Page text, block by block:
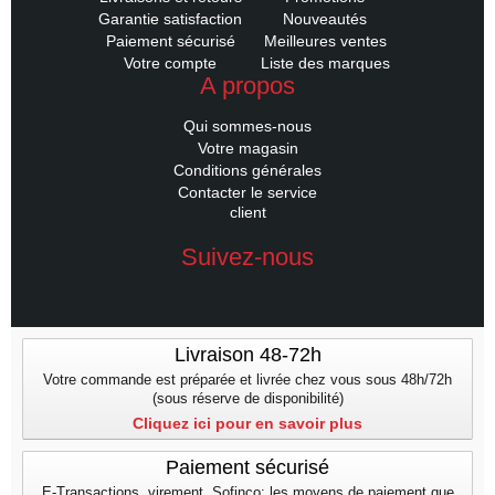
Garantie satisfaction
Paiement sécurisé
Votre compte
Nouveautés
Meilleures ventes
Liste des marques
A propos
Qui sommes-nous
Votre magasin
Conditions générales
Contacter le service
client
Suivez-nous
Livraison 48-72h
Votre commande est préparée et livrée chez vous sous 48h/72h
(sous réserve de disponibilité)
Cliquez ici pour en savoir plus
Paiement sécurisé